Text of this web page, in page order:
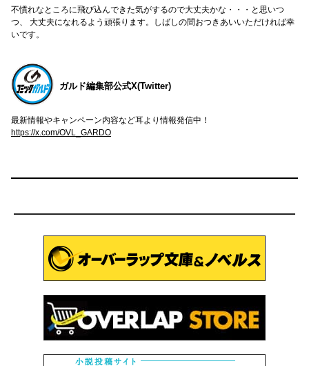
不慣れなところに飛び込んできた気がするので大丈夫かな・・・と思いつ
つ、 大丈夫になれるよう頑張ります。しばしの間おつきあいいただければ幸
いです。
ガルド編集部公式X(Twitter)
最新情報やキャンペーン内容など耳より情報発信中！
https://x.com/OVL_GARDO